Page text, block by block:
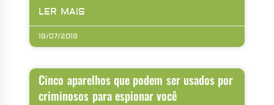
LER MAIS
19/07/2019
Cinco aparelhos que podem ser usados por
criminosos para espionar você